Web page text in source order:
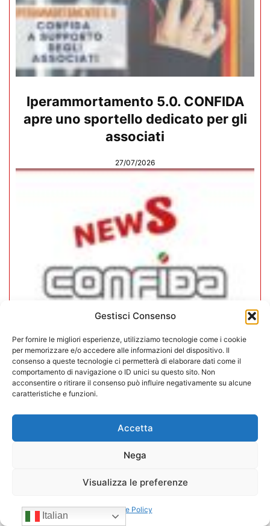
Gestisci Consenso
Per fornire le migliori esperienze, utilizziamo tecnologie come i cookie
per memorizzare e/o accedere alle informazioni del dispositivo. Il
consenso a queste tecnologie ci permetterà di elaborare dati come il
comportamento di navigazione o ID unici su questo sito. Non
acconsentire o ritirare il consenso può influire negativamente su alcune
caratteristiche e funzioni.
Accetta
Nega
Visualizza le preferenze
Cookie Policy
Iperammortamento 5.0. CONFIDA
apre uno sportello dedicato per gli
associati
27/07/2026
In CONFIDA l’ingresso di 4 nuovi
associati
Italian